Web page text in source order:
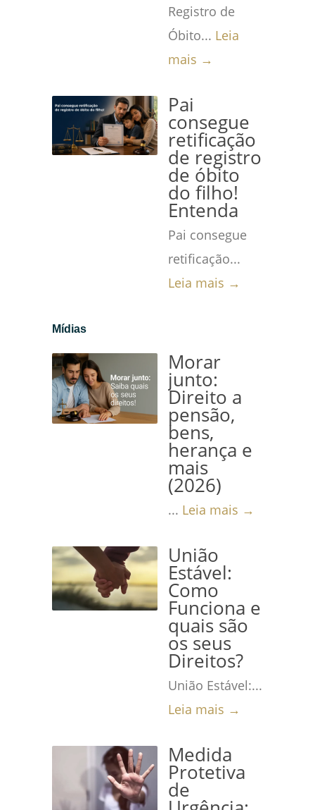
Registro de
Óbito... Leia
mais →
Pai
consegue
retificação
de registro
de óbito
do filho!
Entenda
Pai consegue
retificação...
Leia mais →
Mídias
Morar
junto:
Direito a
pensão,
bens,
herança e
mais
(2026)
... Leia mais →
União
Estável:
Como
Funciona e
quais são
os seus
Direitos?
União Estável:...
Leia mais →
Medida
Protetiva
de